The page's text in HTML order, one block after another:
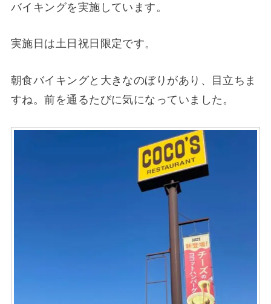
バイキングを実施しています。
実施日は土日祝日限定です。
朝食バイキングと大きなのぼりがあり、目立ちま
すね。前を通るたびに気になっていました。